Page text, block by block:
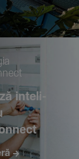
inte­li­